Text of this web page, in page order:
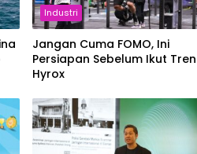
Industri
Jangan Cuma FOMO, Ini
Persiapan Sebelum Ikut Tren
Hyrox